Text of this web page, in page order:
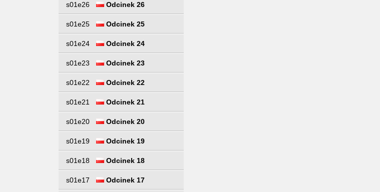
s01e26 Odcinek 26
s01e25 Odcinek 25
s01e24 Odcinek 24
s01e23 Odcinek 23
s01e22 Odcinek 22
s01e21 Odcinek 21
s01e20 Odcinek 20
s01e19 Odcinek 19
s01e18 Odcinek 18
s01e17 Odcinek 17